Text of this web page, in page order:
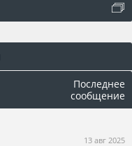
Последнее
сообщение
13 авг 2025
оват